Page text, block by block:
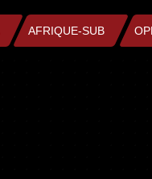
AFRIQUE-SUB